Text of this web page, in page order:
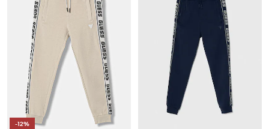
-12%